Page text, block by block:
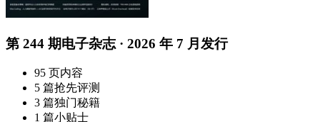
第 244 期电子杂志 · 2026 年 7 月发行
95 页内容
5 篇抢先评测
3 篇独门秘籍
1 篇小贴士